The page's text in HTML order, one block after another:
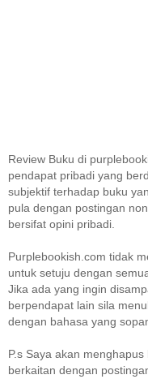
Review Buku di
pendapat pribadi yang
subjektif terhadap buku
pula dengan postingan
bersifat opini pribadi.
Purplebookish.com tidak
untuk setuju dengan
Jika ada yang ingin
berpendapat lain sila
dengan bahasa yang
P.s Saya akan
berkaitan dengan